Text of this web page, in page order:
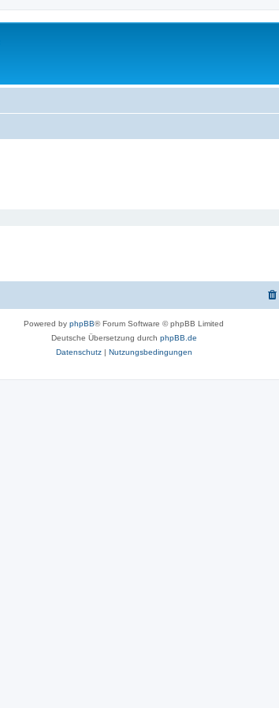
Powered by phpBB® Forum Software © phpBB Limited
Deutsche Übersetzung durch phpBB.de
Datenschutz| Nutzungsbedingungen